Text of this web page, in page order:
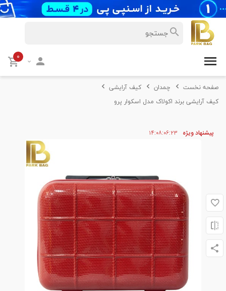
۰
صفحه نخست چمدان
کیف آرایشی
کیف آرایشی برند اکولاک مدل اسکوار پرو
پیشنهاد ویژه ۱۴۰۸۰۶۲۳